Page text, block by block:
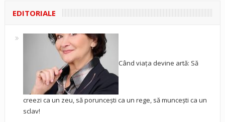
EDITORIALE
Când viața devine artă: Să
creezi ca un zeu, să poruncești ca un rege, să muncești ca un
sclav!